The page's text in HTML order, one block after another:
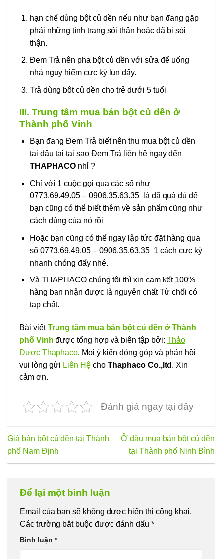
hạn chế dùng bột củ dền nếu như bạn đang gặp
phải những tình trạng sỏi thận hoặc đã bị sỏi
thận.
Đem Trả nên pha bột củ dền với sửa để uống
nhá nguy hiểm cực kỳ lun đấy.
Trả dùng bột củ dền cho trẻ dưới 5 tuổi.
III. Trung tâm mua bán bột củ dền ở
Thành phố Vinh
Bạn đang Đem Trả biết nên thu mua bột củ dền
tại đâu tại tại sao Đem Trả liên hệ ngay đến
THAPHACO nhỉ ?
Chỉ với 1 cuộc gọi qua các số như
0773.69.49.05 – 0906.35.63.35 là đã quá đủ để
bạn cũng có thể biết thêm về sản phẩm cũng như
cách dùng của nó rồi
Hoặc bạn cũng có thể ngay lập tức đặt hàng qua
số 0773.69.49.05 – 0906.35.63.35 1 cách cực kỳ
nhanh chóng đấy nhé.
Và THAPHACO chúng tôi thì xin cam kết 100%
hàng bạn nhận được là nguyên chất Từ chối có
tạp chất.
Bài viếtTrung tâm mua bán bột củ dền ở Thành
phố Vinh được tổng hợp và biên tập bởi: Thảo
Dược Thaphaco. Mọi ý kiến đóng góp và phản hồi
vui lòng gửi Liên Hệ cho Thaphaco Co.,ltd . Xin
cảm ơn.
Đánh giá ngay tại đây
Giá bán bột củ dền tại Thành
phố Nam Định
Ở đâu mua bán bột củ dền
tại Thành phố Ninh Bình
Để lại một bình luận
Email của bạn sẽ không được hiển thị công khai.
Các trường bắt buộc được đánh dấu *
Bình luận *